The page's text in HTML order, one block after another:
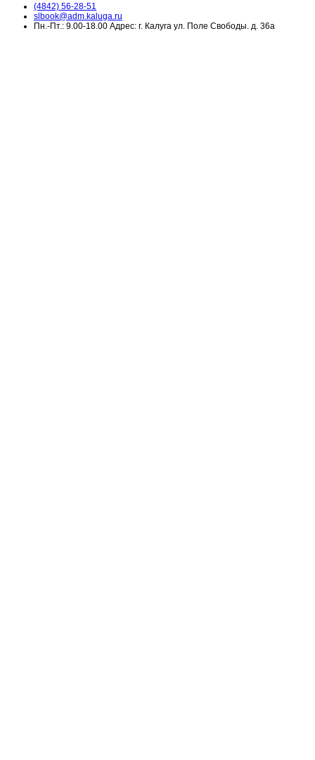
(4842) 56-28-51
slbook@adm.kaluga.ru
Пн.-Пт.: 9.00-18.00 Адрес: г. Калуга ул. Поле Свободы. д. 36а